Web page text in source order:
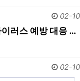
02-10
러스 예방 대응 …
02-10